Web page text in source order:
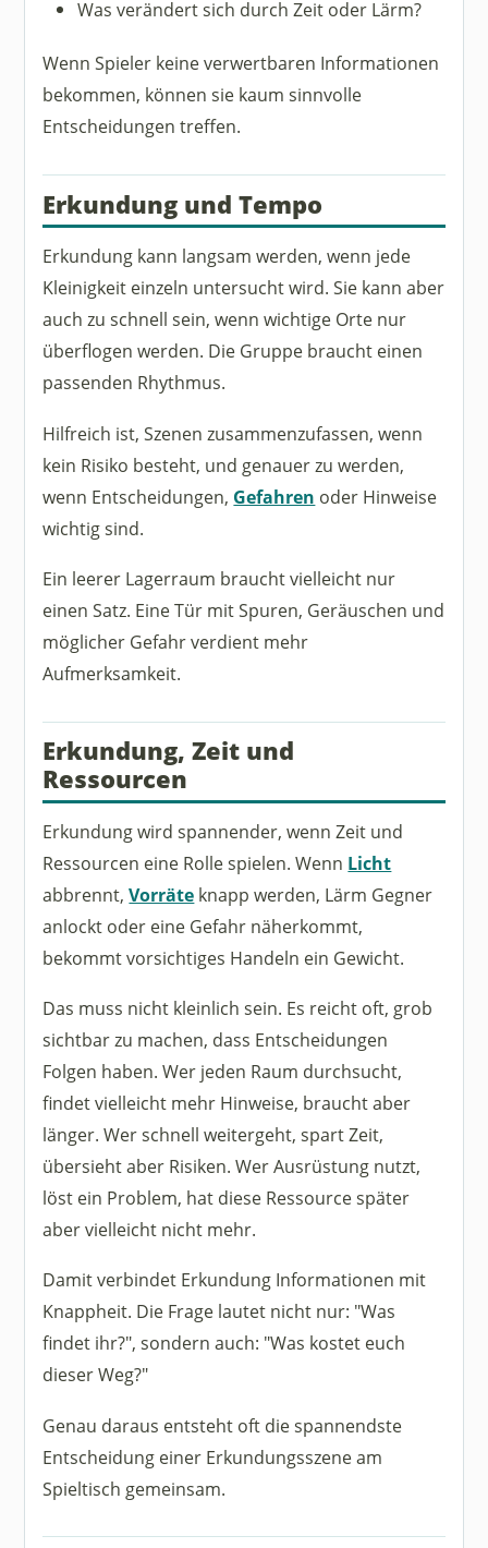
Was verändert sich durch Zeit oder Lärm?
Wenn Spieler keine verwertbaren Informationen
bekommen, können sie kaum sinnvolle
Entscheidungen treffen.
Erkundung und Tempo
Erkundung kann langsam werden, wenn jede
Kleinigkeit einzeln untersucht wird. Sie kann aber
auch zu schnell sein, wenn wichtige Orte nur
überflogen werden. Die Gruppe braucht einen
passenden Rhythmus.
Hilfreich ist, Szenen zusammenzufassen, wenn
kein Risiko besteht, und genauer zu werden,
wenn Entscheidungen, Gefahren oder Hinweise
wichtig sind.
Ein leerer Lagerraum braucht vielleicht nur
einen Satz. Eine Tür mit Spuren, Geräuschen und
möglicher Gefahr verdient mehr
Aufmerksamkeit.
Erkundung, Zeit und
Ressourcen
Erkundung wird spannender, wenn Zeit und
Ressourcen eine Rolle spielen. Wenn Licht
abbrennt,Vorräte knapp werden, Lärm Gegner
anlockt oder eine Gefahr näherkommt,
bekommt vorsichtiges Handeln ein Gewicht.
Das muss nicht kleinlich sein. Es reicht oft, grob
sichtbar zu machen, dass Entscheidungen
Folgen haben. Wer jeden Raum durchsucht,
findet vielleicht mehr Hinweise, braucht aber
länger. Wer schnell weitergeht, spart Zeit,
übersieht aber Risiken. Wer Ausrüstung nutzt,
löst ein Problem, hat diese Ressource später
aber vielleicht nicht mehr.
Damit verbindet Erkundung Informationen mit
Knappheit. Die Frage lautet nicht nur: "Was
findet ihr?", sondern auch: "Was kostet euch
dieser Weg?"
Genau daraus entsteht oft die spannendste
Entscheidung einer Erkundungsszene am
Spieltisch gemeinsam.